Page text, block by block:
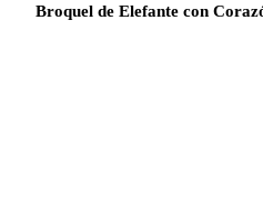
Broquel de Elefante con